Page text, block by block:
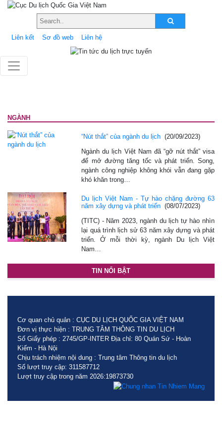
Liên kết Sơ đồ web Liên hệ
NGÀNH
“Nút thắt” của ngành du lịch (20/09/2023)
Ngành du lịch Việt Nam đã “gỡ nút thắt” visa
để mở đường tăng tốc và phát triển. Song,
ngành công nghiệp không khói vẫn đang gặp
khó khăn trong…
Du lịch Việt Nam - Tự hào chặng đường 63
năm xây dựng và phát triển (08/07/2023)
(TITC) - Năm 2023, ngành du lịch tự hào nhìn
lại quá trình lịch sử 63 năm xây dựng và phát
triển. Ở mỗi thời kỳ, ngành Du lịch Việt
Nam…
TIN NỔI BẬT
Cơ quan chủ quản : CỤC DU LỊCH QUỐC GIA VIỆT NAM
Đơn vị thực hiện : TRUNG TÂM THÔNG TIN DU LỊCH
Số Giấy phép : 2745/GP-INTER Địa chỉ: 80 Quán Sứ - Hoàn
Kiếm - Hà Nội
Chịu trách nhiệm nội dung : Trung tâm Thông tin du lịch
Số lượt truy cập: 311587712
Lượt truy cập trong năm 2026:19873730